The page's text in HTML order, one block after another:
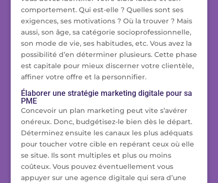
comportement. Qui est-elle ? Quelles sont ses
exigences, ses motivations ? Où la trouver ? Mais
aussi, son âge, sa catégorie socioprofessionnelle,
son mode de vie, ses habitudes, etc. Vous avez la
possibilité d’en déterminer plusieurs. Cette phase
est capitale pour mieux discerner votre clientèle,
affiner votre offre et la personnifier.
Élaborer une stratégie marketing digitale pour sa
PME
Concevoir un plan marketing peut vite s’avérer
onéreux. Donc, budgétisez-le bien dès le départ.
Déterminez ensuite les canaux les plus adéquats
pour toucher votre cible en repérant ceux où elle
se situe. Ils sont multiples et plus ou moins
coûteux. Vous pouvez éventuellement vous
appuyer sur une agence digitale qui sera d’une